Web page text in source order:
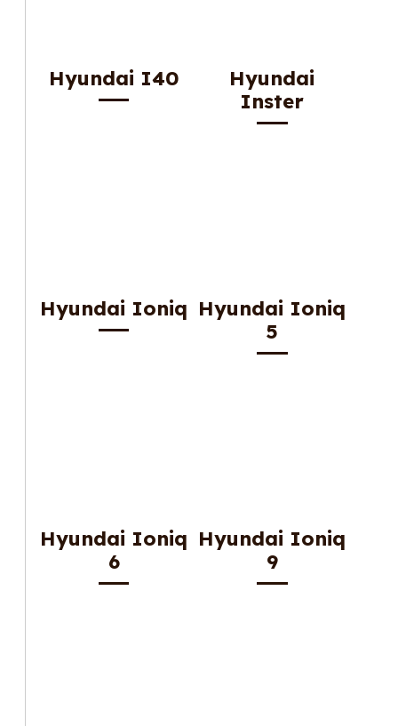
Hyundai I40
Hyundai
Inster
Hyundai Ioniq Hyundai Ioniq
5
Hyundai Ioniq
6
Hyundai Ioniq
9